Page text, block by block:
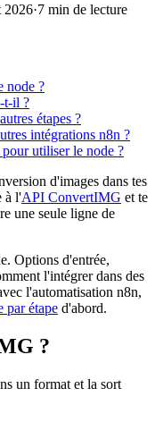
2026·7 min de lecture
node ?
t-il ?
étapes ?
intégrations n8n ?
utiliser le node ?
d'images dans tes
à l'API ConvertIMG et te
une seule ligne de
Options d'entrée,
l'intégrer dans des
l'automatisation n8n,
par étape d'abord.
?
un format et la sort